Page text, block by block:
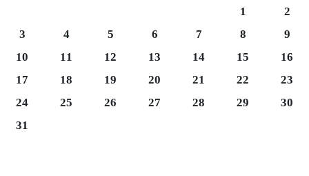
Sábado 1
1
2
Lunes 3
3 Martes 4
4 Miércoles 5
5 Jueves 6
6 Viernes 7
7 Sábado 8
8
9
Lunes 10
10 Martes 11
11 Miércoles 12
12 Jueves 13
13 Viernes 14
14 Sábado 15
15
16
Lunes 17
17 Martes 18
18 Miércoles 19
19 Jueves 20
20 Viernes 21
21 Sábado 22
22
23
24
Martes 25
25 Miércoles 26
26 Jueves 27
27 Viernes 28
28 Sábado 29
29
30
Lunes 31
31